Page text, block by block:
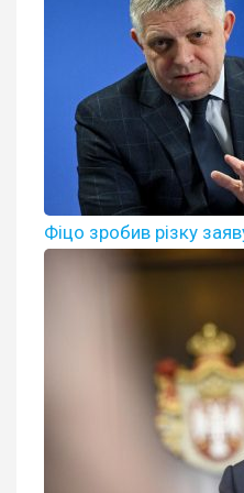
Фіцо зробив різку